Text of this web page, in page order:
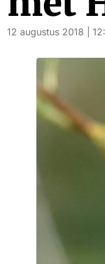
12 augustus 2018 |